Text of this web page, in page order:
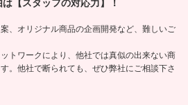
【スタッフの対応力】！
、オリジナル商品の企画開発など、難しいご
トワークにより、他社では真似の出来ない商
。他社で断られても、ぜひ弊社にご相談下さ